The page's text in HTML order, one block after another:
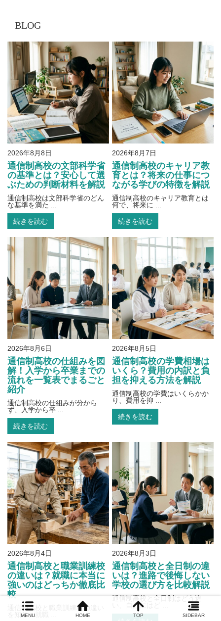
BLOG
2026年8月8日
通信制高校の文部科学省
の基準とは？安心して選
ぶための判断材料を解説
通信制高校は文部科学省のどん
な基準を満た ...
続きを読む
2026年8月7日
通信制高校のキャリア教
育とは？将来の仕事につ
ながる学びの特徴を解説
通信制高校のキャリア教育とは
何で、将来に ...
続きを読む
2026年8月6日
通信制高校の仕組みを図
解！入学から卒業までの
流れを一覧表でまるごと
紹介
通信制高校の仕組みが分から
ず、入学から卒 ...
続きを読む
2026年8月5日
通信制高校の学費相場は
いくら？費用の内訳と負
担を抑える方法を解説
通信制高校の学費はいくらかか
り、費用を抑 ...
続きを読む
2026年8月4日
通信制高校と職業訓練校
の違いは？就職に本当に
強いのはどっちか徹底比
較
通信制高校と職業訓練校の違い
を知り、就職 ...
2026年8月3日
通信制高校と全日制の違
いは？進路で後悔しない
学校の選び方を比較解説
通信制高校と全日制はどう違
い、自分にはど ...
MENU HOME TOP SIDEBAR